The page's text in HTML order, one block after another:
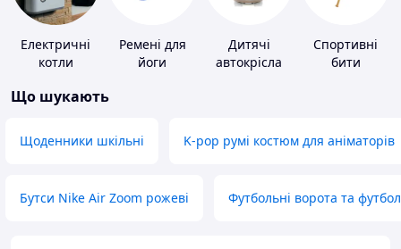
Електричні
котли
Ремені для
йоги
Дитячі
автокрісла
Спортивні
бити
Що шукають
Щоденники шкільні K-pop румі костюм для аніматорів
Бутси Nike Air Zoom рожеві Футбольні ворота та